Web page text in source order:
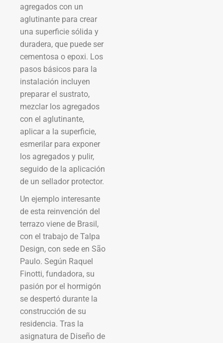
agregados con un
aglutinante para crear
una superficie sólida y
duradera, que puede ser
cementosa o epoxi. Los
pasos básicos para la
instalación incluyen
preparar el sustrato,
mezclar los agregados
con el aglutinante,
aplicar a la superficie,
esmerilar para exponer
los agregados y pulir,
seguido de la aplicación
de un sellador protector.
Un ejemplo interesante
de esta reinvención del
terrazo viene de Brasil,
con el trabajo de Talpa
Design, con sede en São
Paulo. Según Raquel
Finotti, fundadora, su
pasión por el hormigón
se despertó durante la
construcción de su
residencia. Tras la
asignatura de Diseño de